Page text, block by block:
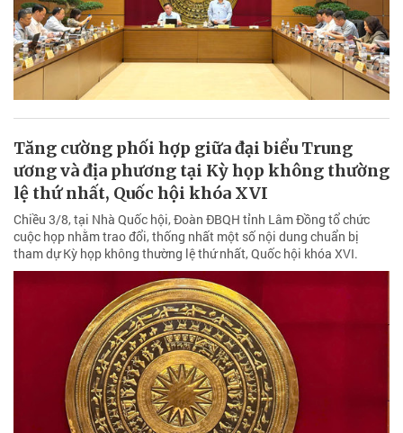
Tăng cường phối hợp giữa đại biểu Trung
ương và địa phương tại Kỳ họp không thường
lệ thứ nhất, Quốc hội khóa XVI
Chiều 3/8, tại Nhà Quốc hội, Đoàn ĐBQH tỉnh Lâm Đồng tổ chức
cuộc họp nhằm trao đổi, thống nhất một số nội dung chuẩn bị
tham dự Kỳ họp không thường lệ thứ nhất, Quốc hội khóa XVI.